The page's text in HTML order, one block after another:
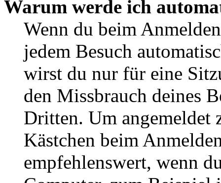
Warum werde ich
Wenn du beim
jedem Besuch
wirst du nur für eine
den Missbrauch deines
Dritten. Um angemeldet
Kästchen beim
empfehlenswert, wenn